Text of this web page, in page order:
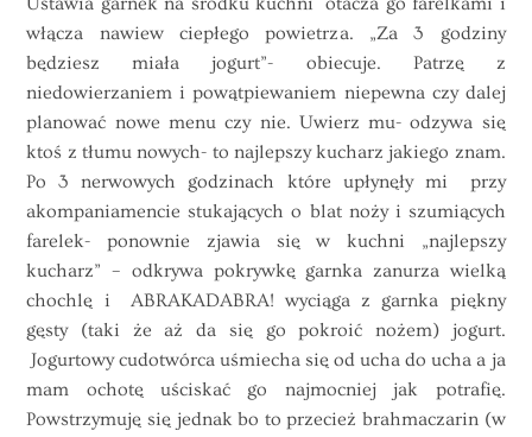
włącza nawiew ciepłego powietrza. „Za 3 godziny
będziesz miała jogurt”- obiecuje. Patrzę z
niedowierzaniem i powątpiewaniem niepewna czy dalej
planować nowe menu czy nie. Uwierz mu- odzywa się
ktoś z tłumu nowych- to najlepszy kucharz jakiego znam.
Po 3 nerwowych godzinach które upłynęły mi przy
akompaniamencie stukających o blat noży i szumiących
farelek- ponownie zjawia się w kuchni „najlepszy
kucharz” – odkrywa pokrywkę garnka zanurza wielką
chochlę i ABRAKADABRA! wyciąga z garnka piękny
gęsty (taki że aż da się go pokroić nożem) jogurt.
Jogurtowy cudotwórca uśmiecha się od ucha do ucha a ja
mam ochotę uściskać go najmocniej jak potrafię.
Powstrzymuję się jednak bo to przecież brahmaczarin (w